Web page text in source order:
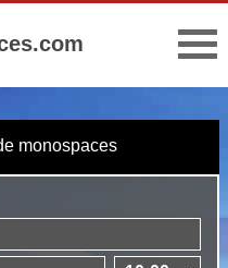
monospaces